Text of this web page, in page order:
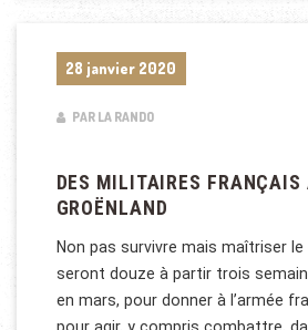
28 janvier 2020
PAR LA RANDO
DES MILITAIRES FRANÇAIS
GROËNLAND
Non pas survivre mais maîtriser le
seront douze à partir trois
en mars, pour donner à l’armée